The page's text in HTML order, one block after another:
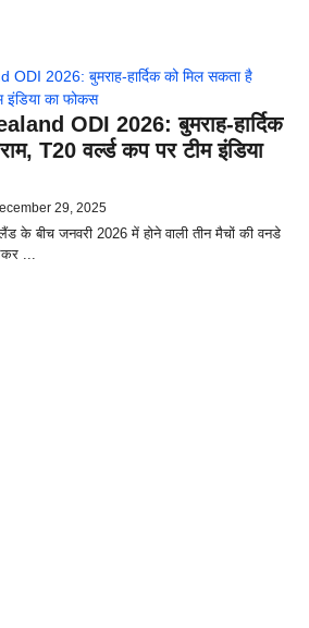
ODI 2026: बुमराह-हार्दिक
T20 वर्ल्ड कप पर टीम इंडिया
29, 2025
के बीच जनवरी 2026 में होने वाली तीन मैचों की वनडे
...